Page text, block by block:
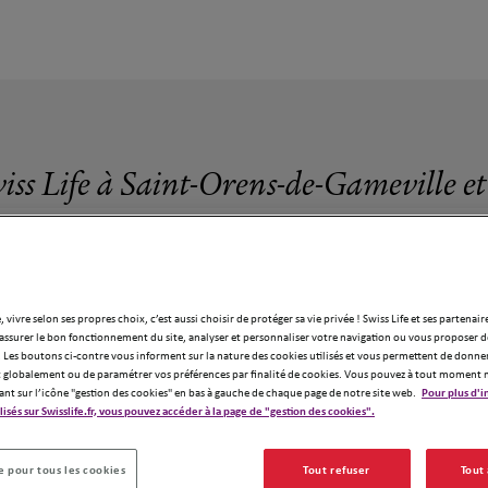
Life à Saint-Orens-de-Gameville
Swiss Life à Saint-Orens-de-
vivre selon ses propres choix, c’est aussi choisir de protéger sa vie privée ! Swiss Life et ses
le bon fonctionnement du site, analyser et personnaliser votre navigation ou vous proposer
Les boutons ci-contre vous informent sur la nature des cookies utilisés et vous permettent de
ou de paramétrer vos préférences par finalité de cookies. Vous pouvez à tout moment
sur l’icône "gestion des cookies" en bas à gauche de chaque page de notre site web.
Pour plus
sur Swisslife.fr, vous pouvez accéder à la page de "gestion des cookies".
pour tous les cookies Tout refuser